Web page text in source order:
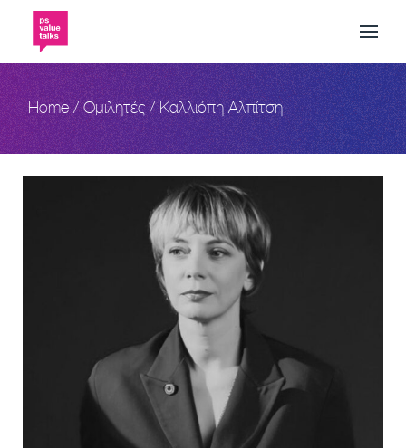
content
Home Ομιλητές Καλλιόπη Αλπίτση